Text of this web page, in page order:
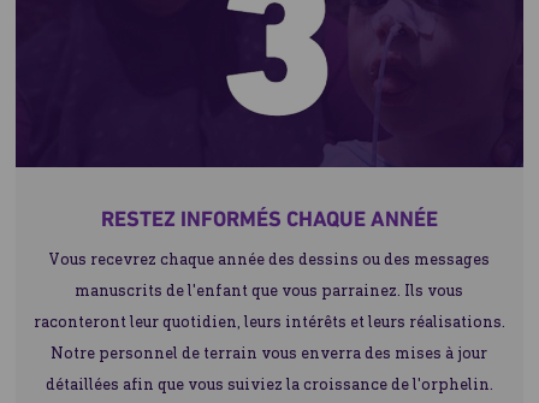
RESTEZ INFORMÉS CHAQUE ANNÉE
Vous recevrez chaque année des dessins ou des messages
manuscrits de l'enfant que vous parrainez. Ils vous
raconteront leur quotidien, leurs intérêts et leurs réalisations.
Notre personnel de terrain vous enverra des mises à jour
détaillées afin que vous suiviez la croissance de l'orphelin.